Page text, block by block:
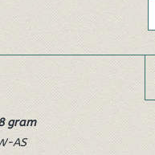
gram
AS